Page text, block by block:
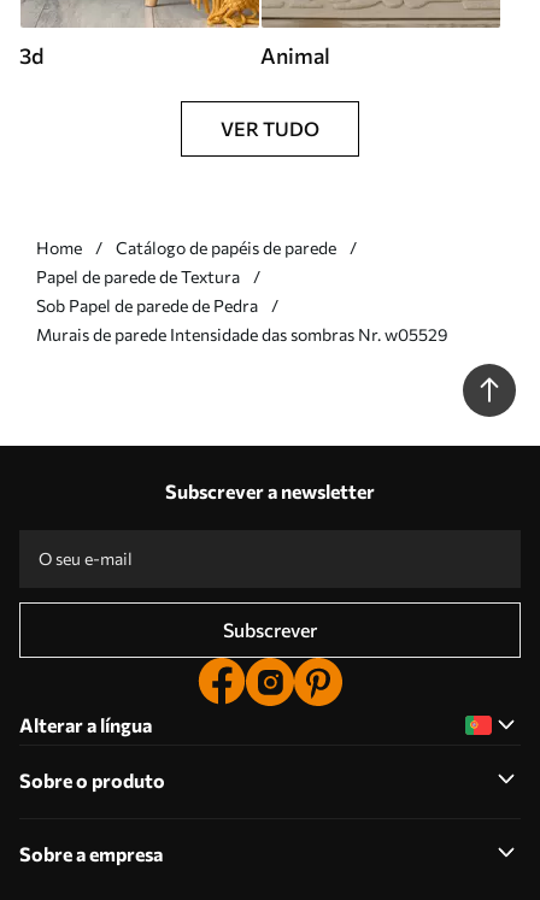
3d Animal
VER TUDO
Home
Catálogo de papéis de parede
Papel de parede de Textura
Sob Papel de parede de Pedra
Murais de parede Intensidade das sombras Nr. w05529
Subscrever a newsletter
Subscrever
Alterar a língua
Sobre o produto
Sobre a empresa